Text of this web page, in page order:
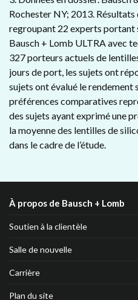
Rochester NY; 2013. Résultats
regroupant 22 experts portant
Bausch + Lomb ULTRA avec
327 porteurs actuels de
jours de port, les sujets ont
sujets ont évalué le rendement
préférences comparatives
des sujets ayant exprimé une
la moyenne des lentilles de
dans le cadre de l’étude.
À propos de Bausch + Lomb
Soutien à la clientèle
Salle de nouvelle
Carrière
Plan du site